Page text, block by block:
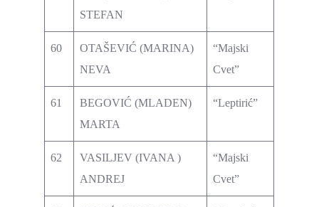
STEFAN
60
OTAŠEVIĆ (MARINA)
NEVA
“Majski
Cvet”
61
BEGOVIĆ (MLADEN)
MARTA
“Leptirić”
62
VASILJEV (IVANA )
ANDREJ
“Majski
Cvet”